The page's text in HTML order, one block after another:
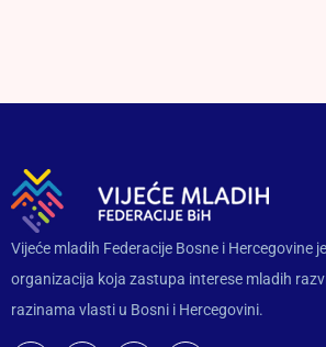
Vijeće mladih Federacije Bosne i Hercegovine
organizacija koja zastupa interese mladih
razinama vlasti u Bosni i Hercegovini.